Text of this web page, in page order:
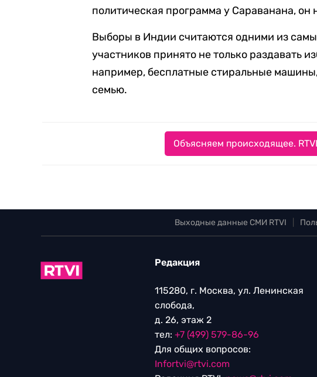
политическая программа у Сараванана, он
Выборы в Индии считаются одними из
участников принято не только раздавать
например, бесплатные стиральные
семью.
Объясняем происходящее.
Выходные данные СМИ RTVI
Редакция
115280, г. Москва, ул. Ленинская
слобода,
д. 26, этаж 2
тел: +7 (499) 579-86-96
Для общих вопросов:
Infortvi@rtvi.com